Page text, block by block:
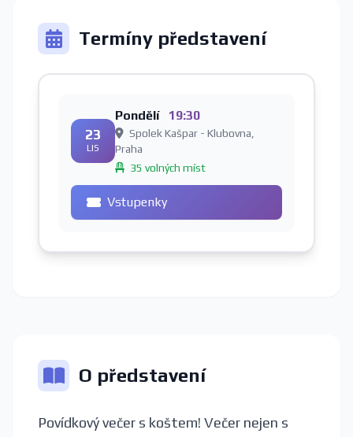
Termíny představení
23
LIS
Pondělí 19:30
Spolek Kašpar - Klubovna,
Praha
35 volných míst
Vstupenky
O představení
Povídkový večer s koštem! Večer nejen s